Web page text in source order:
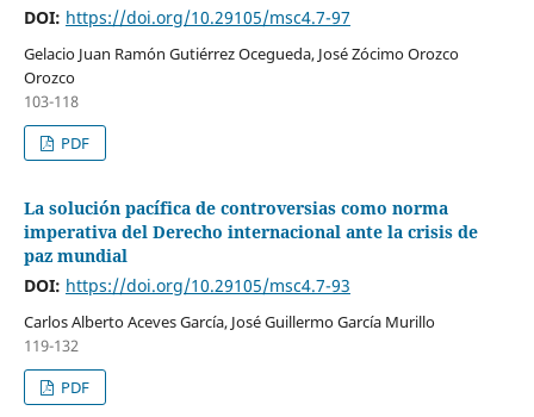
DOI: https://doi.org/10.29105/msc4.7-97
Gelacio Juan Ramón Gutiérrez Ocegueda, José Zócimo Orozco
Orozco
103-118
PDF
La solución pacífica de controversias como norma
imperativa del Derecho internacional ante la crisis de
paz mundial
DOI: https://doi.org/10.29105/msc4.7-93
Carlos Alberto Aceves García, José Guillermo García Murillo
119-132
PDF